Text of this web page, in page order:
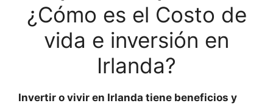
¿Cómo es el Costo de
vida e inversión en
Irlanda?
Invertir o vivir en Irlanda tiene beneficios y